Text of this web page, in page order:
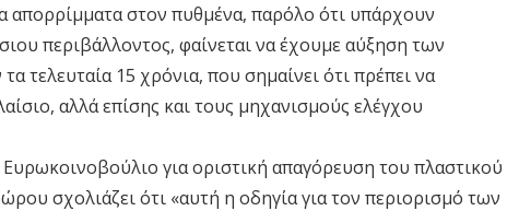
απορρίμματα στον πυθμένα, παρόλο ότι υπάρχουν
περιβάλλοντος, φαίνεται να έχουμε αύξηση των
τελευταία 15 χρόνια, που σημαίνει ότι πρέπει να
αλλά επίσης και τους μηχανισμούς ελέγχου
για οριστική απαγόρευση του πλαστικού
σχολιάζει ότι «αυτή η οδηγία για τον περιορισμό των